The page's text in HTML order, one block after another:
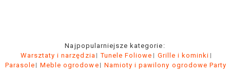
Najpopularniejsze kategorie:
Warsztaty i narzędzia
Tunele Foliowe
Grille i kominki
Parasole
Meble ogrodowe Namioty i pawilony ogrodowe Party